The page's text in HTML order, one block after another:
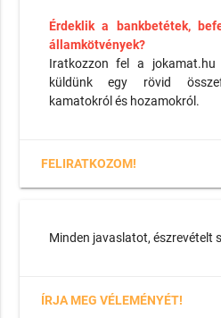
Érdeklik a bankbetétek,
államkötvények?
Iratkozzon fel a jokamat.hu
küldünk egy rövid
kamatokról és hozamokról.
FELIRATKOZOM!
Minden javaslatot, észrevételt
ÍRJA MEG VÉLEMÉNYÉT!